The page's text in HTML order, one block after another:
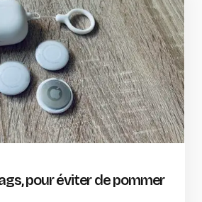
pour éviter de pommer